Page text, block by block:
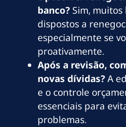
banco? Sim,
dispostos a
especialmente se
proativamente.
Após a revisão,
novas dívidas?A
e o controle
essenciais para
problemas.